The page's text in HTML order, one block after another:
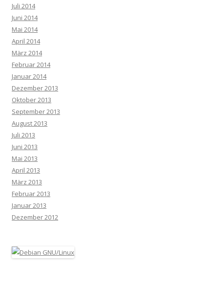
Juli 2014
Juni 2014
Mai 2014
April 2014
März 2014
Februar 2014
Januar 2014
Dezember 2013
Oktober 2013
September 2013
August 2013
Juli 2013
Juni 2013
Mai 2013
April 2013
März 2013
Februar 2013
Januar 2013
Dezember 2012